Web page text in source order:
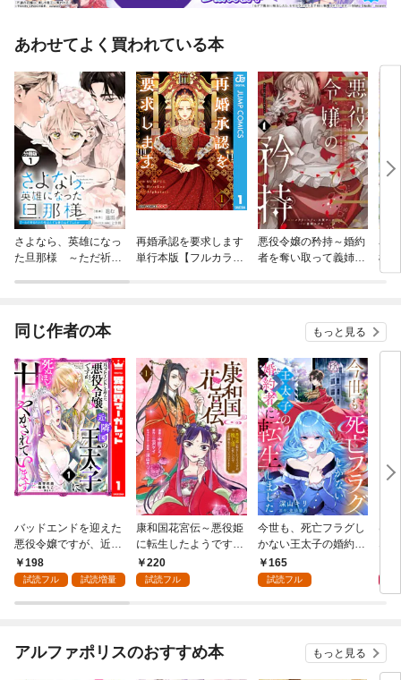
あわせてよく買われている本
さよなら、英雄になっ
た旦那様 ～ただ祈る
再婚承認を要求します
単行本版【フルカラ
悪役令嬢の矜持～婚約
者を奪い取って義姉を
名
様
し
同じ作者の本 もっと見る
バッドエンドを迎えた
悪役令嬢ですが、近隣
国の王太子に死ぬほど
甘やかされています 1
198
試読フル 試読増量
康和国花宮伝～悪役姫
に転生したようです
が、推し活に忙しいの
でお役御免させていた
220
試読フル
今世も、死亡フラグし
かない王太子の婚約者
に転生しました【単話
売】(1)
165
試読フル
は
な
た
一
アルファポリスのおすすめ本 もっと見る